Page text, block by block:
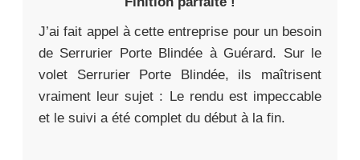
J’ai fait appel à cette entreprise pour un besoin
de Serrurier Porte Blindée à Guérard. Sur le
volet Serrurier Porte Blindée, ils maîtrisent
vraiment leur sujet : Le rendu est impeccable
et le suivi a été complet du début à la fin.